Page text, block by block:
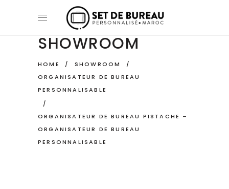
SHOWROOM
HOME / SHOWROOM
/
ORGANISATEUR DE BUREAU
PERSONNALISABLE
/
ORGANISATEUR DE BUREAU PISTACHE –
ORGANISATEUR DE BUREAU
PERSONNALISABLE